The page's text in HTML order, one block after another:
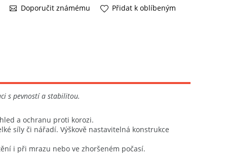
Doporučit známému
Přidat k oblíbeným
s pevností a stabilitou.
a ochranu proti korozi.
síly či nářadí. Výškově nastavitelná konstrukce
i při mrazu nebo ve zhoršeném počasí.